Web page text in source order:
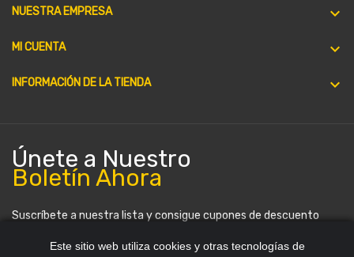
NUESTRA EMPRESA 
MI CUENTA 
INFORMACIÓN DE LA TIENDA keyboard_arrow_down
Este sitio web utiliza cookies y otras tecnologías de
Únete a Nuestro
Boletín Ahora
Suscríbete a nuestra lista y consigue cupones de descuento